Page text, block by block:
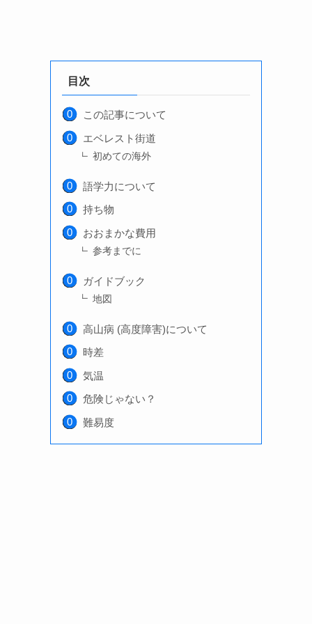
目次
この記事について
エベレスト街道
初めての海外
語学力について
持ち物
おおまかな費用
参考までに
ガイドブック
地図
高山病 (高度障害)について
時差
気温
危険じゃない？
難易度